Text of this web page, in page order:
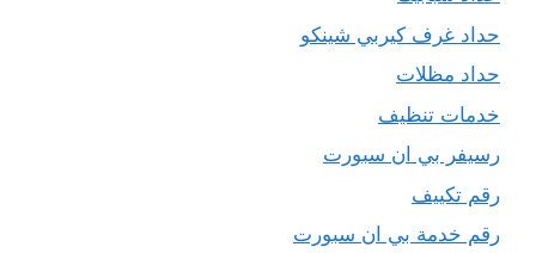
حداد غرف كيربي شينكو
حداد مظلات
خدمات تنظيف
رسيفر بي ان سبورت
رقم تكييف
رقم خدمة بي ان سبورت